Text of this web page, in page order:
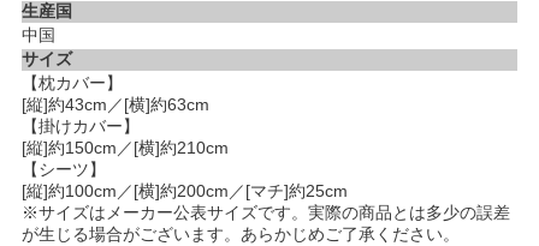
生産国
中国
サイズ
【枕カバー】
[縦]約43cm／[横]約63cm
【掛けカバー】
[縦]約150cm／[横]約210cm
【シーツ】
[縦]約100cm／[横]約200cm／[マチ]約25cm
※サイズはメーカー公表サイズです。実際の商品とは多少の誤差
が生じる場合がございます。あらかじめご了承ください。